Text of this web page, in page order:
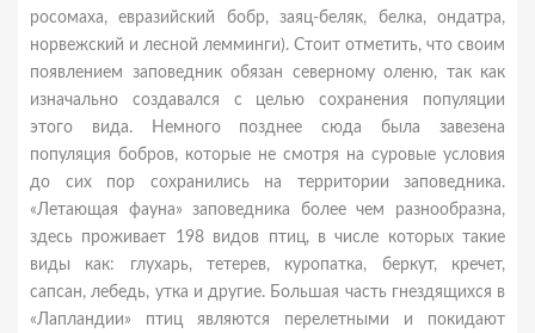
росомаха, евразийский бобр, заяц-беляк, белка, ондатра,
норвежский и лесной лемминги). Стоит отметить, что своим
появлением заповедник обязан северному оленю, так как
изначально создавался с целью сохранения популяции
этого вида. Немного позднее сюда была завезена
популяция бобров, которые не смотря на суровые условия
до сих пор сохранились на территории заповедника.
«Летающая фауна» заповедника более чем разнообразна,
здесь проживает 198 видов птиц, в числе которых такие
виды как: глухарь, тетерев, куропатка, беркут, кречет,
сапсан, лебедь, утка и другие. Большая часть гнездящихся в
«Лапландии» птиц являются перелетными и покидают